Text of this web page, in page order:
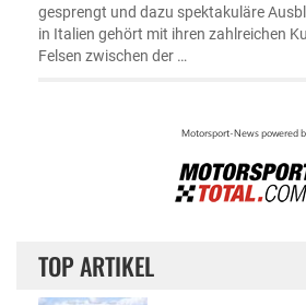
gesprengt und dazu spektakuläre
in Italien gehört mit ihren zahlreichen
Felsen zwischen der …
TOP ARTIKEL